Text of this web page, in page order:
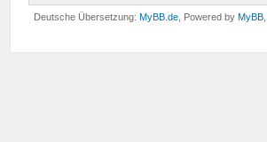
Deutsche Übersetzung:MyBB.de , Powered byMyBB